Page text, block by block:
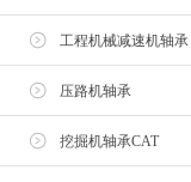
工程机械减速机轴承
压路机轴承
挖掘机轴承CAT